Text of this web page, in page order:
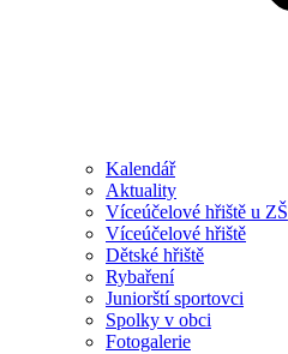
Kalendář
Aktuality
Víceúčelové hřiště u ZŠ
Víceúčelové hřiště
Dětské hřiště
Rybaření
Juniorští sportovci
Spolky v obci
Fotogalerie